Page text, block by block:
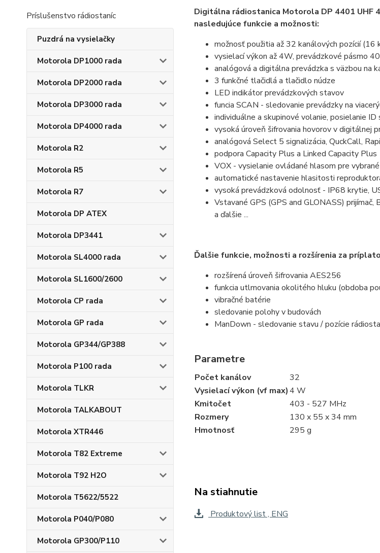
Príslušenstvo rádiostaníc
Puzdrá na vysielačky
Motorola DP1000 rada
Motorola DP2000 rada
Motorola DP3000 rada
Motorola DP4000 rada
Motorola R2
Motorola R5
Motorola R7
Motorola DP ATEX
Motorola DP3441
Motorola SL4000 rada
Motorola SL1600/2600
Motorola CP rada
Motorola GP rada
Motorola GP344/GP388
Motorola P100 rada
Motorola TLKR
Motorola TALKABOUT
Motorola XTR446
Motorola T82 Extreme
Motorola T92 H2O
Motorola T5622/5522
Motorola P040/P080
Motorola GP300/P110
Digitálna rádiostanica Motorola DP 4401 UHF
nasledujúce funkcie a možnosti:
možnosť použitia až 32 kanálových pozícií (16
vysielací výkon až 4W, prevádzkové pásmo
analógová a digitálna prevádzka s väzbou na
3 funkčné tlačidlá a tlačidlo núdze
LED indikátor prevádzkových stavov
funcia SCAN - sledovanie prevádzky na
individuálne a skupinové volanie, posielanie
vysoká úroveň šifrovania hovorov v digitálnej
analógová Select 5 signalizácia, QuckCall,
podpora Capacity Plus a Linked Capacity Plus
VOX - vysielanie ovládané hlasom pre
automatické nastavenie hlasitosti
vysoká prevádzková odolnosť - IP68 krytie,
Vstavané GPS (GPS and GLONASS)
a ďalšie ...
Ďalšie funkcie, možnosti a rozšírenia za
rozšírená úroveň šifrovania AES256
funkcia utlmovania okolitého hluku (obdoba
vibračné batérie
sledovanie polohy v budovách
ManDown - sledovanie stavu / pozície
Parametre
Počet kanálov
32
Vysielací výkon (vf max)4 W
Kmitočet
403 - 527 MHz
Rozmery
130 x 55 x 34 mm
Hmotnosť
295 g
Na stiahnutie
Produktový list , ENG